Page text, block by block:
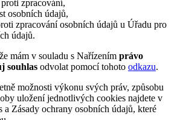
zpracování,
osobních údajů,
zpracování osobních údajů u Úřadu pro
údajů.
mám v souladu s Nařízením právo
souhlas odvolat pomocí tohoto odkazu.
možnosti výkonu svých práv, způsobu
uložení jednotlivých cookies najdete v
a Zásady ochrany osobních údajů, které